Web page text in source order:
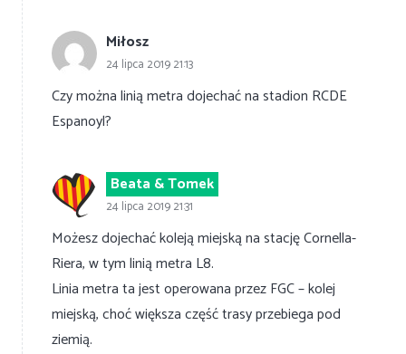
Miłosz
24 lipca 2019 21:13
Czy można linią metra dojechać na stadion RCDE
Espanoyl?
Beata & Tomek
24 lipca 2019 21:31
Możesz dojechać koleją miejską na stację Cornella-
Riera, w tym linią metra L8.
Linia metra ta jest operowana przez FGC – kolej
miejską, choć większa część trasy przebiega pod
ziemią.